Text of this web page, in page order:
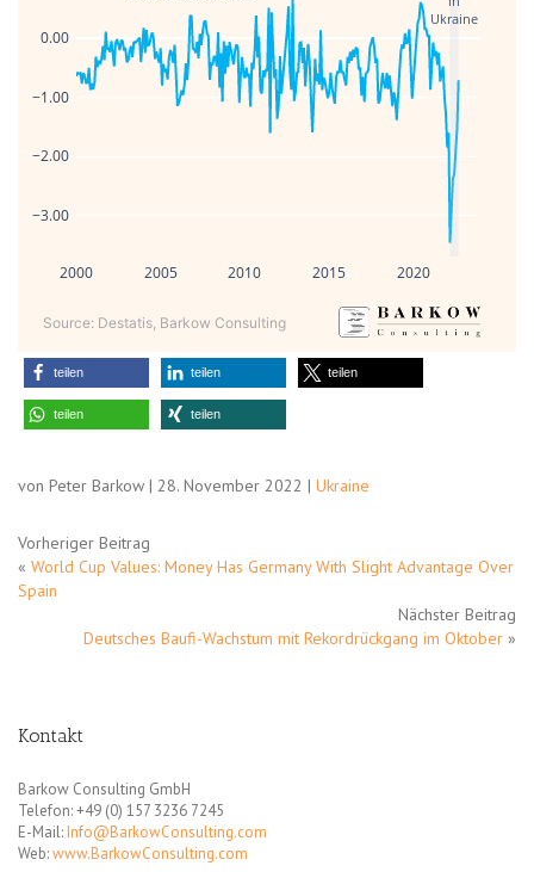
2000 2005 2010 2015 2020
−3.00
−2.00
−1.00
0.00
Source: Destatis, Barkow Consulting
Ukraine
teilen teilen teilen
teilen teilen
von Peter Barkow | 28. November 2022 | Ukraine
Vorheriger Beitrag
« World Cup Values: Money Has Germany With Slight Advantage Over
Spain
Nächster Beitrag
Deutsches Baufi-Wachstum mit Rekordrückgang im Oktober »
Kontakt
Barkow Consulting GmbH
Telefon: +49 (0) 157 3236 7245
E-Mail: Info@BarkowConsulting.com
Web:www.BarkowConsulting.com